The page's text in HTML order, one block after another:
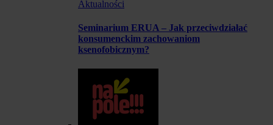
Aktualności
Seminarium ERUA – Jak przeciwdziałać
konsumenckim zachowaniom
ksenofobicznym?